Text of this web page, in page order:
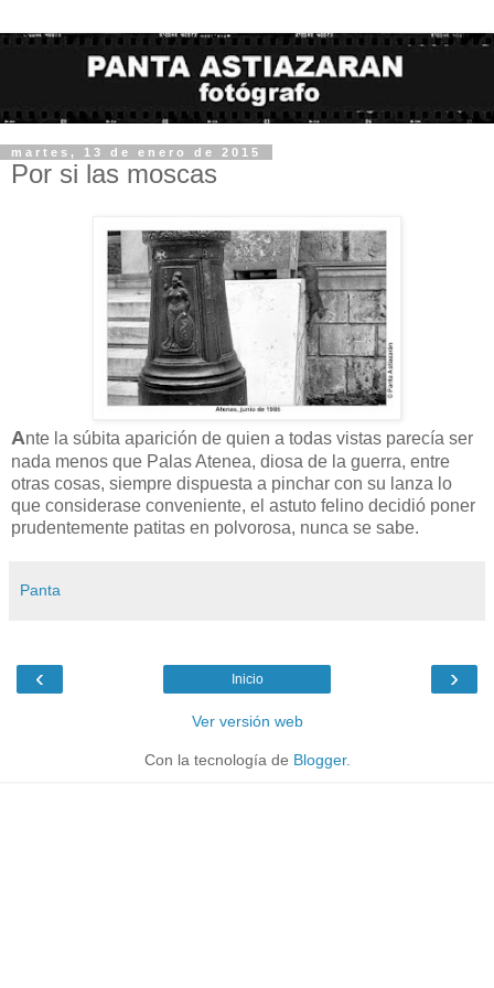
martes, 13 de enero de 2015
Por si las moscas
Ante la súbita aparición de quien a todas vistas parecía ser
nada menos que Palas Atenea, diosa de la guerra, entre
otras cosas, siempre dispuesta a pinchar con su lanza lo
que considerase conveniente, el astuto felino decidió poner
prudentemente patitas en polvorosa, nunca se sabe.
Panta
‹ ›
Inicio
Ver versión web
Con la tecnología de Blogger.